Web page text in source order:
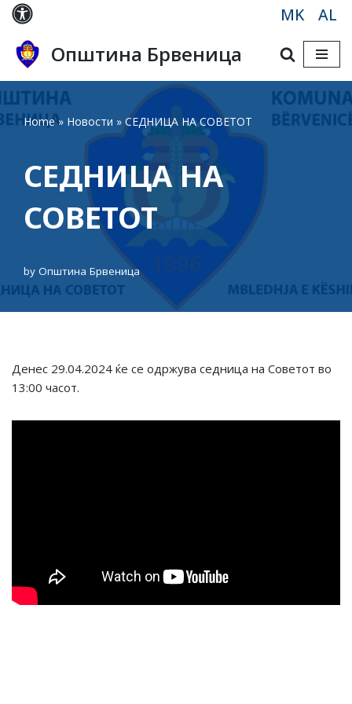
Skip
to
content
MK AL
Општина Брвеница
Home» Новости » СЕДНИЦА НА СОВЕТОТ
СЕДНИЦА НА
СОВЕТОТ
by Општина Брвеница
Денес 29.04.2024 ќе се одржува седница на Советот во
13:00 часот.